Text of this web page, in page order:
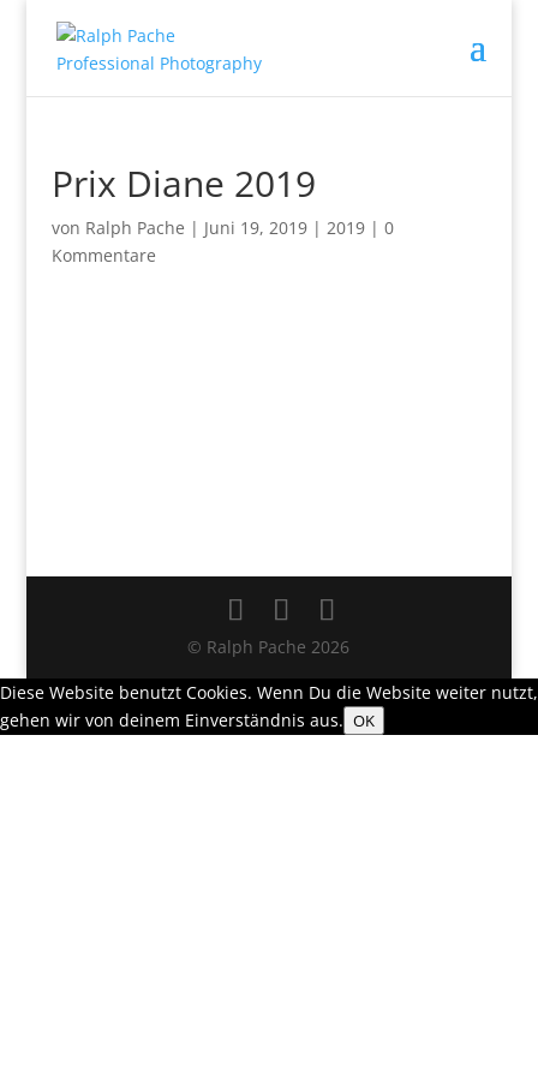
Prix Diane 2019
von Ralph Pache | Juni 19, 2019| 2019| 0
Kommentare
© Ralph Pache 2026
Diese Website benutzt Cookies. Wenn Du die Website weiter nutzt,
gehen wir von deinem Einverständnis aus. OK